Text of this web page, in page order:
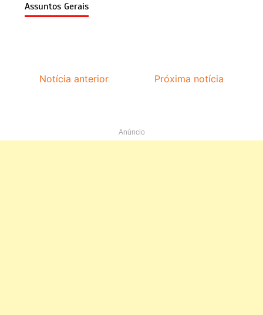
Assuntos Gerais
Notícia anterior Próxima notícia
Anúncio